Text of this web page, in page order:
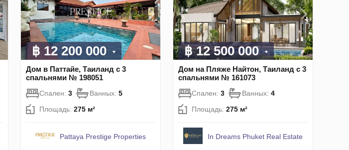
฿ 12 200 000
Дом в Паттайе, Таиланд с 3
спальнями № 198051
Спален: 3 Ванных: 5
Площадь: 275 м²
Pattaya Prestige Properties
฿ 12 500 000
Дом на Пляже Найтон, Таиланд с 3
спальнями № 161073
Спален: 3 Ванных: 4
Площадь: 275 м²
In Dreams Phuket Real Estate